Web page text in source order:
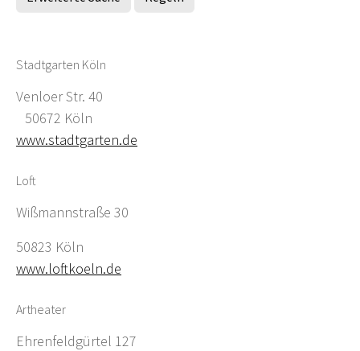
Stadtgarten Köln
Venloer Str. 40
50672 Köln
www.stadtgarten.de
Loft
Wißmannstraße 30
50823 Köln
www.loftkoeln.de
Artheater
Ehrenfeldgürtel 127